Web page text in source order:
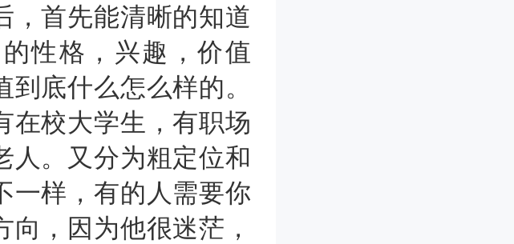
首先能清晰的知道
性格，兴趣，价值
底什么怎么样的。
在校大学生，有职场
人。又分为粗定位和
一样，有的人需要你
，因为他很迷茫，